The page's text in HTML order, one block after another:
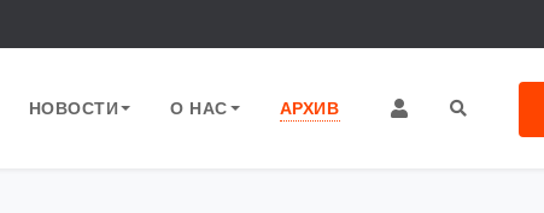
НОВОСТИ О НАС АРХИВ